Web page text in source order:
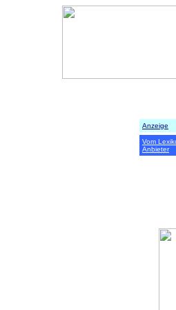
Anzeige
Vom
Anbieter